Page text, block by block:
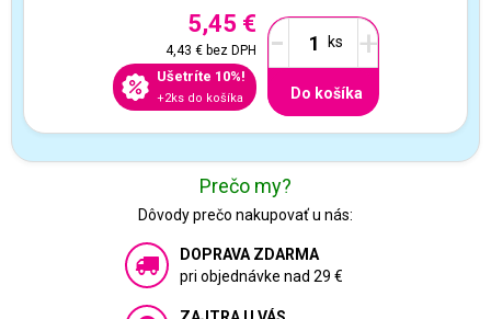
5,45 €
4,43 €bez DPH
Ušetríte 10%!
+2ks do košíka
- +
Do košíka
Prečo my?
Dôvody prečo nakupovať u nás:
DOPRAVA ZDARMA
pri objednávke nad 29 €